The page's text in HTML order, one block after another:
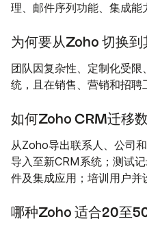
理、邮件序列功能、集成能
为何要从Zoho 切换到
团队因复杂性、定制化受
统，且在销售、营销和招聘
如何Zoho CRM迁移
从Zoho导出联系人、公司
导入至新CRM系统；测试
件及集成应用；培训用户并
哪种Zoho 适合20至